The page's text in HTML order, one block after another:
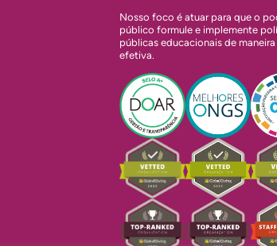
Nosso foco é atuar para que o
público formule e implemente
públicas educacionais de maneira
efetiva.